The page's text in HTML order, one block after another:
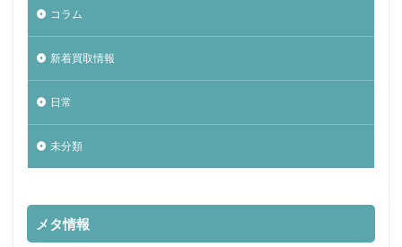
コラム
新着買取情報
日常
未分類
メタ情報